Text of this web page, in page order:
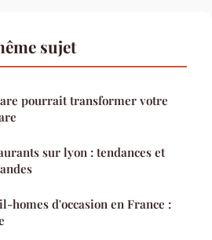
sujet
pourrait transformer votre
sur lyon : tendances et
homes d'occasion en France :